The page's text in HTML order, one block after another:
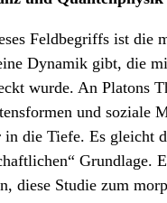
Feldbegriffs ist die
Dynamik gibt, die
wurde. An Platons
und soziale
in die Tiefe. Es gleicht
diese Studie zum